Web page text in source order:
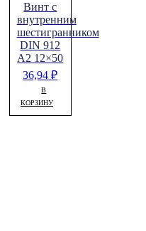
Винт с
внутренним
шестигранником
DIN 912
A2 12×50
36,94₽
В
КОРЗИНУ